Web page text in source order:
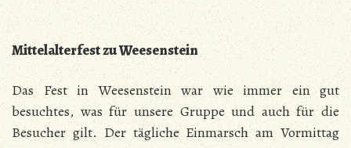
Mittelalterfest zu Weesenstein
Das Fest in Weesenstein war wie immer ein gut
besuchtes, was für unsere Gruppe und auch für die
Besucher gilt. Der tägliche Einmarsch am Vormittag